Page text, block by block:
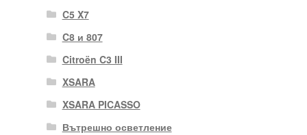
C5 X7
C8 и 807
Citroën C3 III
XSARA
XSARA PICASSO
Вътрешно осветление